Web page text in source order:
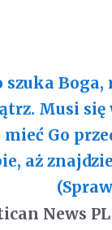
szuka Boga,
Musi
mieć Go
aż
News